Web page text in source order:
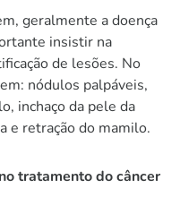
geralmente a doença
insistir na
de lesões. No
nódulos palpáveis,
inchaço da pele da
e retração do mamilo.
tratamento do câncer